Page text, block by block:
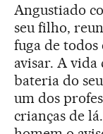
Angustiado
seu filho,
fuga de todos
avisar. A
bateria do
um dos
crianças de